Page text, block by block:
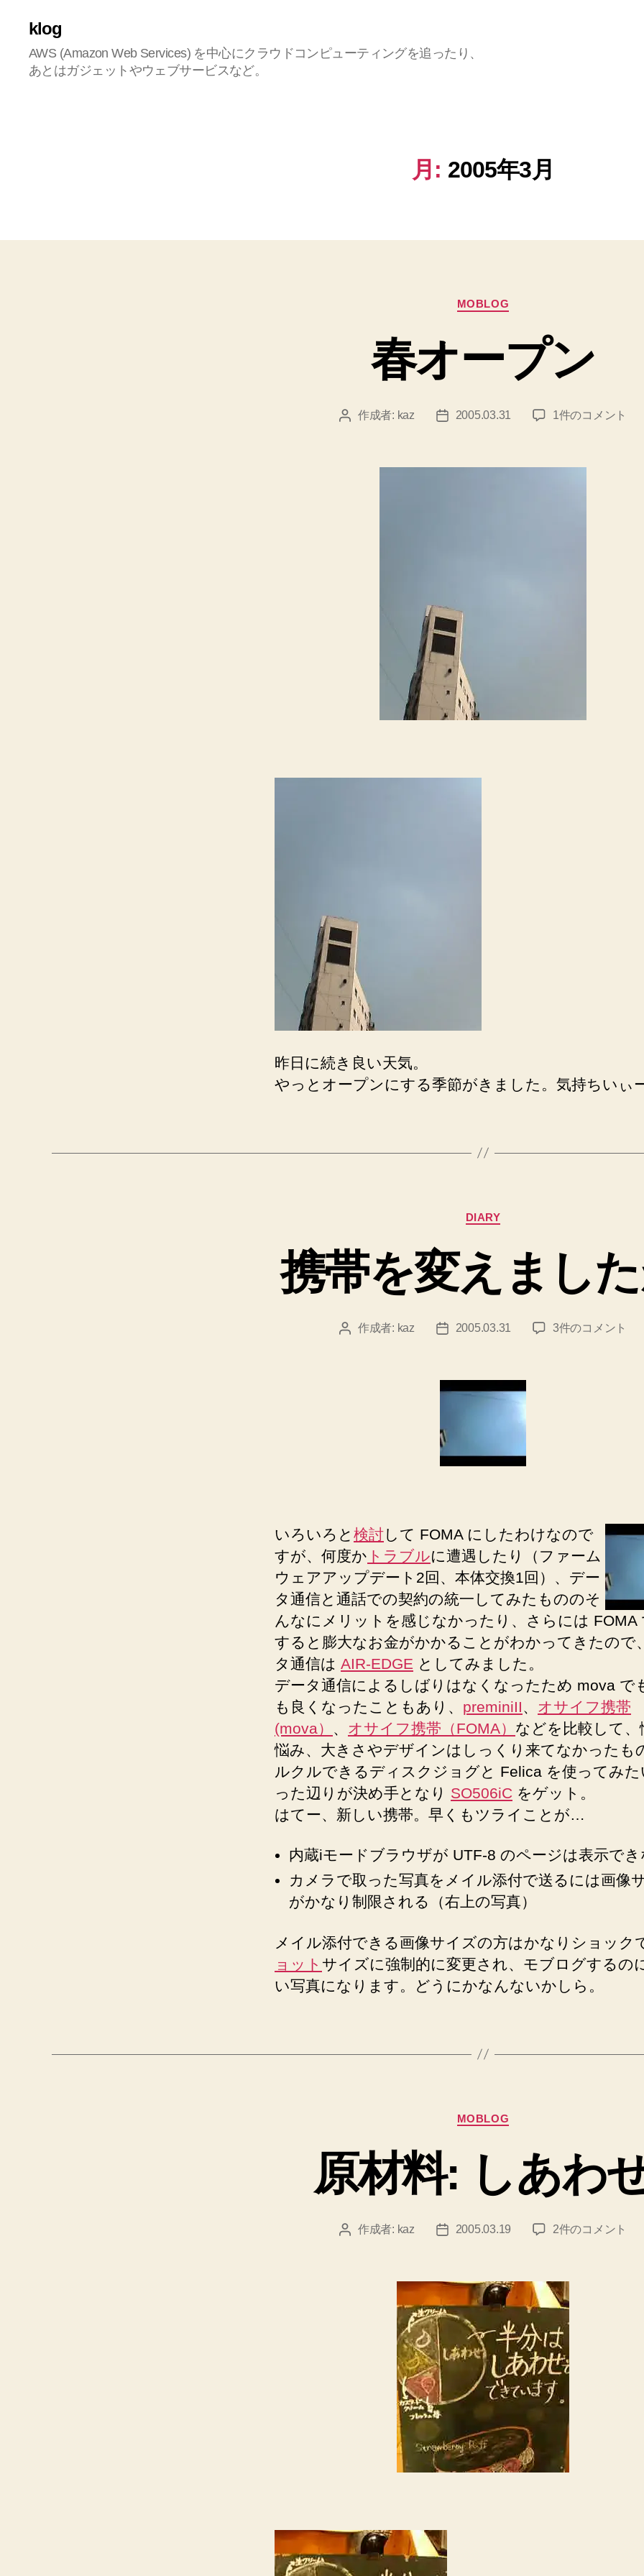
klog
AWS (Amazon Web Services) を中心にクラウドコンピューティングを追ったり、
あとはガジェットやウェブサービスなど。
月: 2005年3月
カ
テ
ー
MOBLOG
春オープン
投 作成者: kaz
投
2005.03.31
春
プ
1件のコメント
昨日に続き良い天気。
やっとオープンにする季節がきました。気持ちいぃ
カ
テ
リ
ー
DIARY
携帯を変えまし
投 作成者: kaz
投
2005.03.31
携
3件のコメント
いろいろと 検討して FOMA にしたわけなので
すが、何度か トラブルに遭遇したり（ファーム
ウェアアップデート2回、本体交換1回）、デー
タ通信と通話での契約の統一してみたもののそ
んなにメリットを感じなかったり、さらには FOMA
すると膨大なお金がかかることがわかってきたので
タ通信は AIR-EDGE としてみました。
データ通信によるしばりはなくなったため mova で
も良くなったこともあり、 preminiII、 オサイフ携帯
(mova） 、 オサイフ携帯（FOMA） などを比較して、
悩み、大きさやデザインはしっくり来てなかったも
ルクルできるディスクジョグと Felica を使ってみた
った辺りが決め手となり SO506iC をゲット。
はてー、新しい携帯。早くもツライことが…
内蔵iモードブラウザが UTF-8 のページは表示で
カメラで取った写真をメイル添付で送るには画像
がかなり制限される（右上の写真）
メイル添付できる画像サイズの方はかなりショック
ョット サイズに強制的に変更され、モブログするの
い写真になります。どうにかなんないかしら。
カ
テ
リ
ー
MOBLOG
原材料: しあわ
投 作成者: kaz
投
2005.03.19
原
し
あ
せ
へ
の
2件のコメント